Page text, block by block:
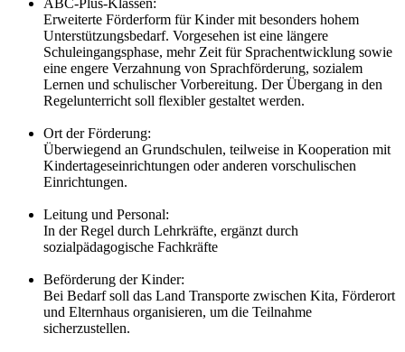
ABC-Plus-Klassen:
Erweiterte Förderform für Kinder mit besonders hohem
Unterstützungsbedarf. Vorgesehen ist eine längere
Schuleingangsphase, mehr Zeit für Sprachentwicklung sowie
eine engere Verzahnung von Sprachförderung, sozialem
Lernen und schulischer Vorbereitung. Der Übergang in den
Regelunterricht soll flexibler gestaltet werden.
Ort der Förderung:
Überwiegend an Grundschulen, teilweise in Kooperation mit
Kindertageseinrichtungen oder anderen vorschulischen
Einrichtungen.
Leitung und Personal:
In der Regel durch Lehrkräfte, ergänzt durch
sozialpädagogische Fachkräfte
Beförderung der Kinder:
Bei Bedarf soll das Land Transporte zwischen Kita, Förderort
und Elternhaus organisieren, um die Teilnahme
sicherzustellen.